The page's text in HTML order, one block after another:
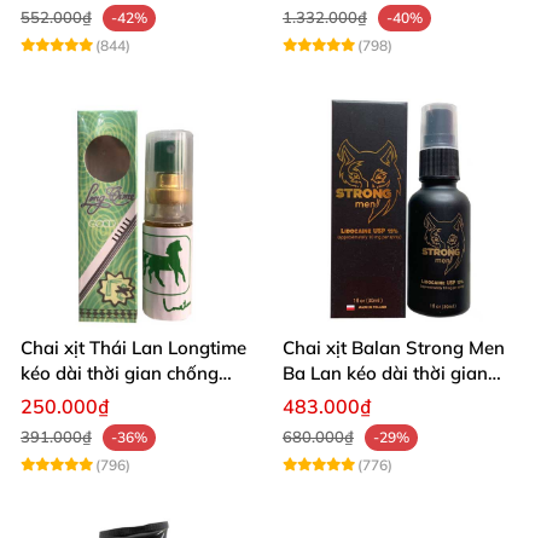
552.000₫
-42%
(844)
1.332.000₫
-40%
(798)
Chai xịt Thái Lan Longtime
kéo dài thời gian chống
xuất tinh sớm
250.000₫
391.000₫
-36%
(796)
Chai xịt Balan Strong Men
Ba Lan kéo dài thời gian
quan hệ
483.000₫
680.000₫
-29%
(776)